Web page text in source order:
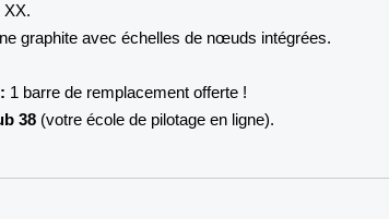
XX.
graphite avec échelles de nœuds intégrées.
1 barre de remplacement offerte !
38 (votre école de pilotage en ligne).